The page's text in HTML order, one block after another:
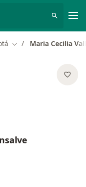
Cambiar de ciudad
Maria Cecilia